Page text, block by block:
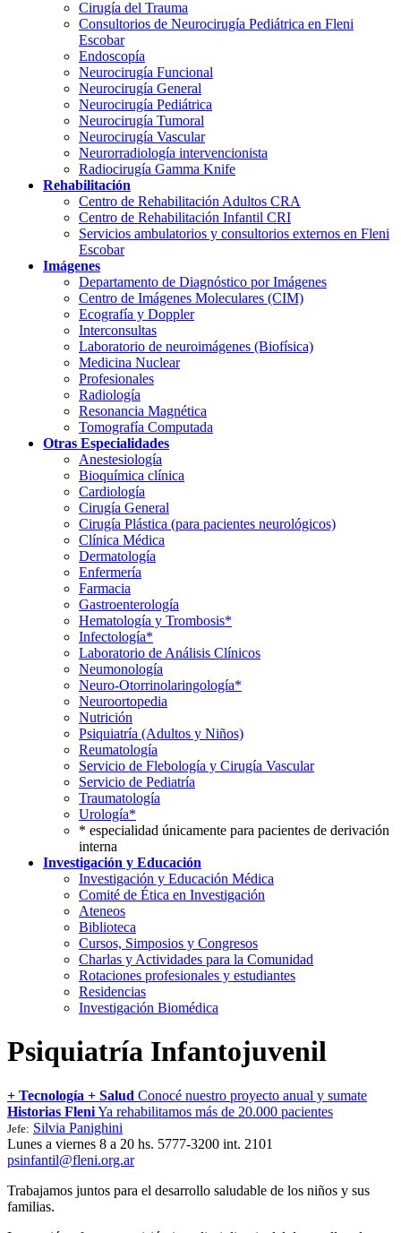
Cirugía del Trauma
Consultorios de Neurocirugía Pediátrica en Fleni
Escobar
Endoscopía
Neurocirugía Funcional
Neurocirugía General
Neurocirugía Pediátrica
Neurocirugía Tumoral
Neurocirugía Vascular
Neurorradiología intervencionista
Radiocirugía Gamma Knife
Rehabilitación
Centro de Rehabilitación Adultos CRA
Centro de Rehabilitación Infantil CRI
Servicios ambulatorios y consultorios externos en Fleni
Escobar
Imágenes
Departamento de Diagnóstico por Imágenes
Centro de Imágenes Moleculares (CIM)
Ecografía y Doppler
Interconsultas
Laboratorio de neuroimágenes (Biofísica)
Medicina Nuclear
Profesionales
Radiología
Resonancia Magnética
Tomografía Computada
Otras Especialidades
Anestesiología
Bioquímica clínica
Cardiología
Cirugía General
Cirugía Plástica (para pacientes neurológicos)
Clínica Médica
Dermatología
Enfermería
Farmacia
Gastroenterología
Hematología y Trombosis*
Infectología*
Laboratorio de Análisis Clínicos
Neumonología
Neuro-Otorrinolaringología*
Neuroortopedia
Nutrición
Psiquiatría (Adultos y Niños)
Reumatología
Servicio de Flebología y Cirugía Vascular
Servicio de Pediatría
Traumatología
Urología*
* especialidad únicamente para pacientes de derivación
interna
Investigación y Educación
Investigación y Educación Médica
Comité de Ética en Investigación
Ateneos
Biblioteca
Cursos, Simposios y Congresos
Charlas y Actividades para la Comunidad
Rotaciones profesionales y estudiantes
Residencias
Investigación Biomédica
Psiquiatría Infantojuvenil
+ Tecnología + Salud Conocé nuestro proyecto anual y sumate
Historias FleniYa rehabilitamos más de 20.000 pacientes
Jefe: Silvia Panighini
Lunes a viernes 8 a 20 hs. 5777-3200 int. 2101
psinfantil@fleni.org.ar
Trabajamos juntos para el desarrollo saludable de los niños y sus
familias.